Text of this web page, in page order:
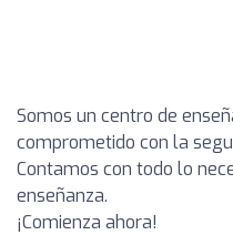
Somos un centro de
comprometido con la
Contamos con todo lo
enseñanza.
¡Comienza ahora!